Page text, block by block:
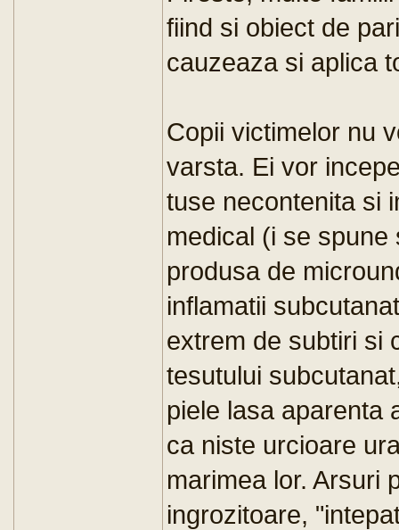
fiind si obiect de
cauzeaza si aplica
Copii victimelor nu
varsta. Ei vor
tuse necontenita si
medical (i se
produsa de
inflamatii
extrem de subtiri si
tesutului
piele lasa aparenta
ca niste urcioare
marimea lor. Arsuri
ingrozitoare,